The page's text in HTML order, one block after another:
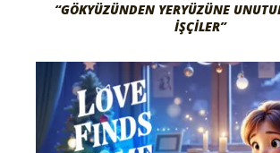
“GÖKYÜZÜNDEN YERYÜZÜNE
İŞÇILER”